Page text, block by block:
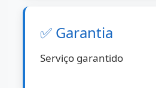
✅ Garantia
Serviço garantido